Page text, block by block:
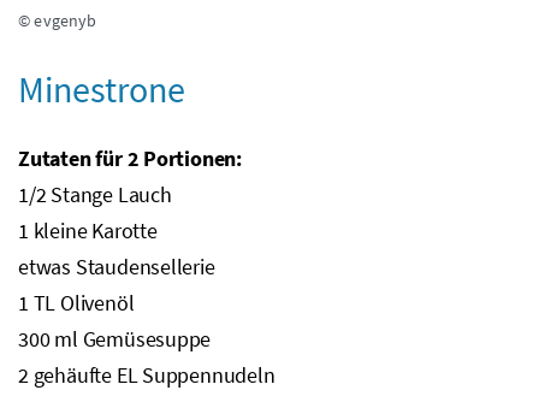
© evgenyb
Minestrone
Zutaten für 2 Portionen:
1/2 Stange Lauch
1 kleine Karotte
etwas Staudensellerie
1 TL Olivenöl
300ml Gemüsesuppe
2 gehäufte ELSuppennudeln